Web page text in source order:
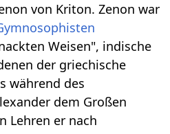
von Kriton. Zenon war
Weisen", indische
der griechische
während des
dem Großen
Lehren er nach